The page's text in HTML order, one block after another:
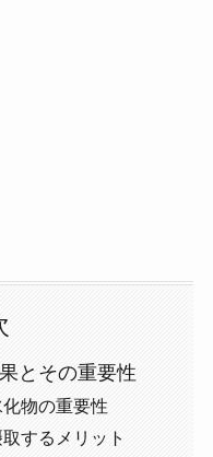
とその重要性
物の重要性
するメリット